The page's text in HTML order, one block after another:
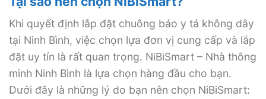
Khi quyết định lắp đặt chuông báo y tá không dây
tại Ninh Bình, việc chọn lựa đơn vị cung cấp và lắp
đặt uy tín là rất quan trọng. NiBiSmart – Nhà thông
minh Ninh Bình là lựa chọn hàng đầu cho bạn.
Dưới đây là những lý do bạn nên chọn NiBiSmart: